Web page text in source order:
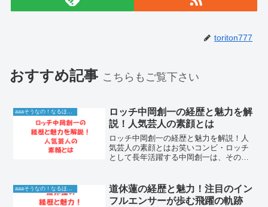
toriton777
おすすめ記事 こちらもご覧下さい
ロッチ中岡創一の経歴と魅力を解
説！人気芸人の素顔とは
ロッチ中岡創一の経歴と魅力を解説！人
気芸人の素顔とはお笑いコンビ・ロッチ
として長年活躍する中岡創一は、その唯
います。彼は一体どのような道のりを歩
み、現在の人気を確立したの...
aaaそうなの！なるほど！情報
道休蓮の経歴と魅力！注目のイン
フルエンサーが歩む飛躍の軌跡